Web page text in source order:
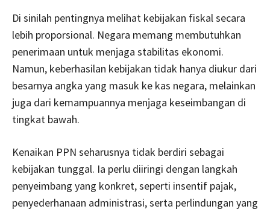
Di sinilah pentingnya melihat kebijakan fiskal secara
lebih proporsional. Negara memang membutuhkan
penerimaan untuk menjaga stabilitas ekonomi.
Namun, keberhasilan kebijakan tidak hanya diukur dari
besarnya angka yang masuk ke kas negara, melainkan
juga dari kemampuannya menjaga keseimbangan di
tingkat bawah.
Kenaikan PPN seharusnya tidak berdiri sebagai
kebijakan tunggal. Ia perlu diiringi dengan langkah
penyeimbang yang konkret, seperti insentif pajak,
penyederhanaan administrasi, serta perlindungan yang